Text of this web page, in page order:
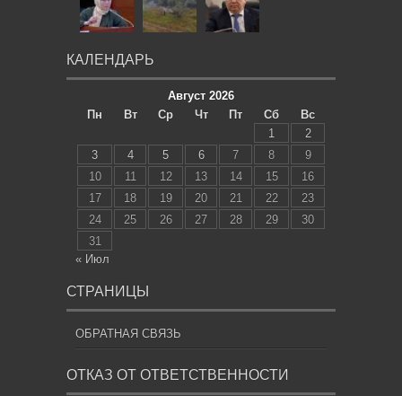
КАЛЕНДАРЬ
Август 2026
Пн
Вт Ср Чт Пт Сб
Вс
1
2
3
4 5 6 7 8
9
10
11 12 13 14 15
16
17
18 19 20 21 22
23
24
25 26 27 28 29
30
31
« Июл
СТРАНИЦЫ
ОБРАТНАЯ СВЯЗЬ
ОТКАЗ ОТ ОТВЕТСТВЕННОСТИ